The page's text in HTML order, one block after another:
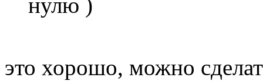
это хорошо, можно